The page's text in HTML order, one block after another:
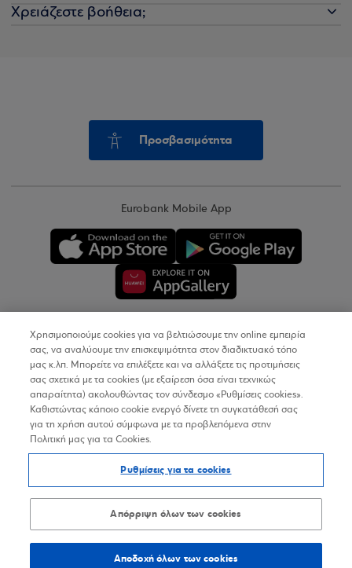
Χρειάζεστε βοήθεια;
Προσβασιμότητα
Eurobank Mobile App
Copyright © 2026
Όροι Χρήσης
Προσωπικά Δεδομένα στον Διαδικτυακό Τόπο
Δήλωση Προσβασιμότητας
Sitemap
Χρησιμοποιούμε cookies για να βελτιώσουμε την online εμπειρία
σας, να αναλύουμε την επισκεψιμότητα στον διαδικτυακό τόπο
μας κ.λπ. Μπορείτε να επιλέξετε και να αλλάξετε τις προτιμήσεις
σας σχετικά με τα cookies (με εξαίρεση όσα είναι τεχνικώς
απαραίτητα) ακολουθώντας τον σύνδεσμο «Ρυθμίσεις cookies».
Καθιστώντας κάποιο cookie ενεργό δίνετε τη συγκατάθεσή σας
για τη χρήση αυτού σύμφωνα με τα προβλεπόμενα στην
Πολιτική μας για τα Cookies.
Ρυθμίσεις για τα cookies
Απόρριψη όλων των cookies
Αποδοχή όλων των cookies